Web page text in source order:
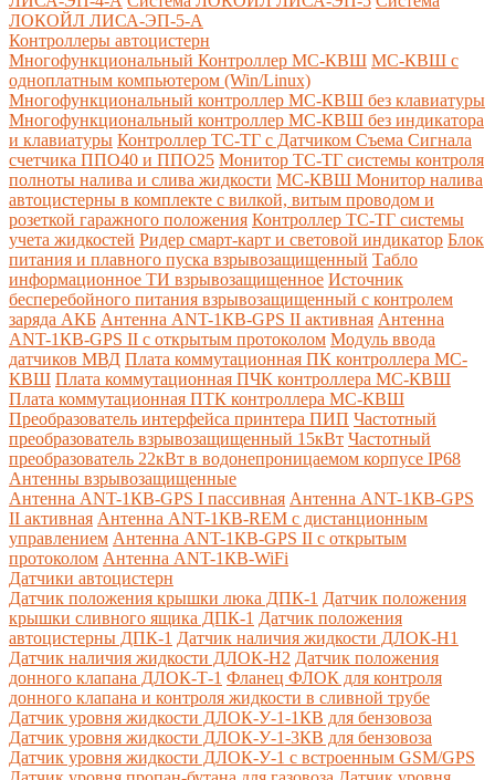
ЛОКОЙЛ ЛИСА-ЭП-5-А
Контроллеры автоцистерн
Многофункциональный Контроллер МС-КВШ МС-КВШ с
одноплатным компьютером (Win/Linux)
Многофункциональный контроллер МС-КВШ без клавиатуры
Многофункциональный контроллер МС-КВШ без индикатора
и клавиатуры Контроллер ТС-ТГ с Датчиком Съема Сигнала
счетчика ППО40 и ППО25 Монитор ТС-ТГ системы контроля
полноты налива и слива жидкости МС-КВШ Монитор налива
автоцистерны в комплекте с вилкой, витым проводом и
розеткой гаражного положения Контроллер ТС-ТГ системы
учета жидкостей Ридер смарт-карт и световой индикатор Блок
питания и плавного пуска взрывозащищенный Табло
информационное ТИ взрывозащищенное Источник
бесперебойного питания взрывозащищенный с контролем
заряда АКБ Антенна ANT-1КВ-GPS II активная Антенна
ANT-1КВ-GPS II с открытым протоколом Модуль ввода
датчиков МВД Плата коммутационная ПК контроллера МС-
КВШ Плата коммутационная ПЧК контроллера МС-КВШ
Плата коммутационная ПТК контроллера МС-КВШ
Преобразователь интерфейса принтера ПИП Частотный
преобразователь взрывозащищенный 15кВт Частотный
преобразователь 22кВт в водонепроницаемом корпусе IP68
Антенны взрывозащищенные
Антенна ANT-1КВ-GPS I пассивная Антенна ANT-1КВ-GPS
II активная Антенна ANT-1КВ-REM c дистанционным
управлением Антенна ANT-1КВ-GPS II с открытым
протоколом Антенна ANT-1КВ-WiFi
Датчики автоцистерн
Датчик положения крышки люка ДПК-1 Датчик положения
крышки сливного ящика ДПК-1 Датчик положения
автоцистерны ДПК-1 Датчик наличия жидкости ДЛОК-Н1
Датчик наличия жидкости ДЛОК-Н2 Датчик положения
донного клапана ДЛОК-Т-1 Фланец ФЛОК для контроля
донного клапана и контроля жидкости в сливной трубе
Датчик уровня жидкости ДЛОК-У-1-1КВ для бензовоза
Датчик уровня жидкости ДЛОК-У-1-3КВ для бензовоза
Датчик уровня жидкости ДЛОК-У-1 с встроенным GSM/GPS